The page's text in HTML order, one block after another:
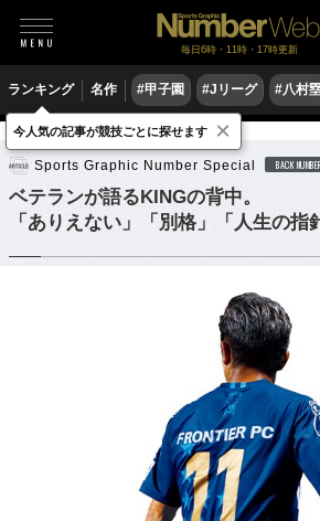
毎日6時・11時・17時更新
ランキング 名作 #甲子園 #Jリーグ #八村
サッカー Jリーグ
Sports Graphic Number Special BACK NUMBER
ベテランが語るKINGの背中。
「ありえない」「別格」「人生の指
今人気の記事が競技ごとに探せます ×